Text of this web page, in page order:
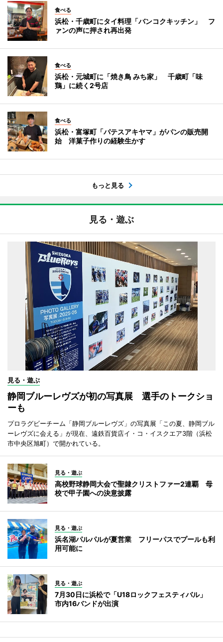
食べる
浜松・千歳町にタイ料理「バンコクキッチン」 フ
ァンの声に押され再出発
食べる
浜松・元城町に「焼き鳥 みち家」 千歳町「味
鶏」に続く2号店
食べる
浜松・富塚町「パテスアキヤマ」がパンの販売開
始 洋菓子作りの経験生かす
もっと見る
見る・遊ぶ
見る・遊ぶ
静岡ブルーレヴズが初の写真展 選手のトークショ
ーも
プロラグビーチーム「静岡ブルーレヴズ」の写真展「この夏、静岡ブル
ーレヴズに会える」が現在、遠鉄百貨店イ・コ・イスクエア3階（浜松
市中央区旭町）で開かれている。
見る・遊ぶ
高校野球静岡大会で聖隷クリストファー2連覇 母
校で甲子園への決意披露
見る・遊ぶ
浜名湖パルパルが夏営業 フリーパスでプールも利
用可能に
見る・遊ぶ
7月30日に浜松で「U18ロックフェスティバル」
市内16バンドが出演